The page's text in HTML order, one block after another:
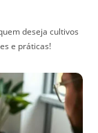
deseja cultivos
e práticas!